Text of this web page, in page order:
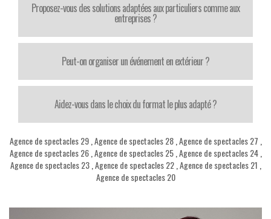
Proposez-vous des solutions adaptées aux particuliers comme aux
entreprises ?
Peut-on organiser un événement en extérieur ?
Aidez-vous dans le choix du format le plus adapté ?
Agence de spectacles 29, Agence de spectacles 28, Agence de spectacles 27
Agence de spectacles 26, Agence de spectacles 25, Agence de spectacles 24,
Agence de spectacles 23, Agence de spectacles 22, Agence de spectacles 21
Agence de spectacles 20